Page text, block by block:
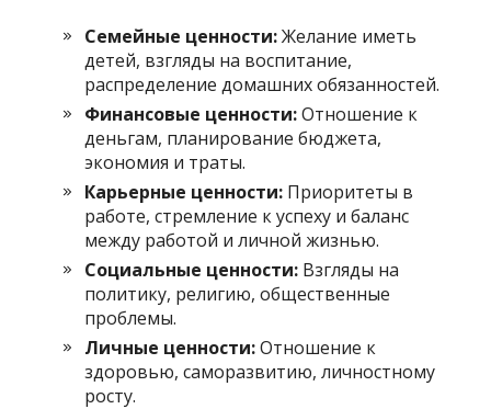
Семейные ценности:Желание иметь
детей, взгляды на воспитание,
распределение домашних обязанностей.
Финансовые ценности:Отношение к
деньгам, планирование бюджета,
экономия и траты.
Карьерные ценности: Приоритеты в
работе, стремление к успеху и баланс
между работой и личной жизнью.
Социальные ценности: Взгляды на
политику, религию, общественные
проблемы.
Личные ценности:Отношение к
здоровью, саморазвитию, личностному
росту.